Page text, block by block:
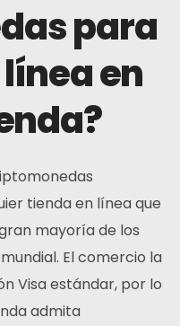
para
en
tienda en línea que
mayoría de los
El comercio la
Visa estándar, por lo
admita